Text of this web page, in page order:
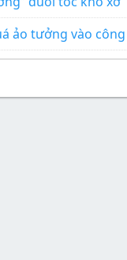
ảo tưởng vào